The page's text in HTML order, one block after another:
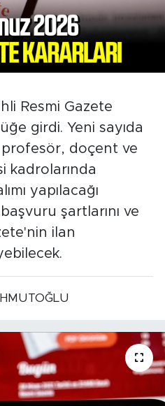
Resmi Gazete
girdi. Yeni sayıda
doçent ve
kadrolarında
yapılacağı
şartlarını ve
ilan